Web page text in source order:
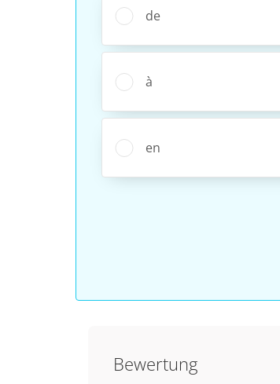
de
à
en
Bewertung